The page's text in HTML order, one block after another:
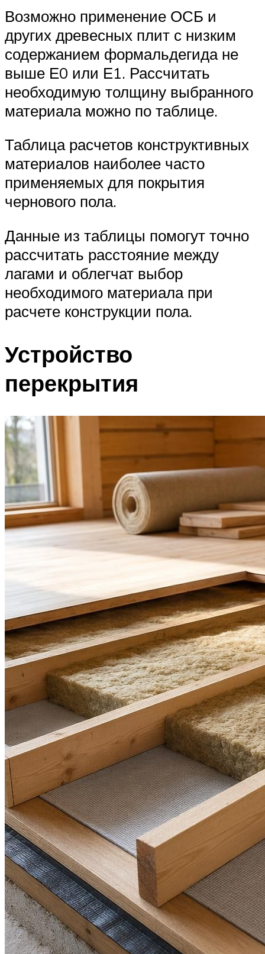
Возможно применение ОСБ и
других древесных плит с низким
содержанием формальдегида не
выше Е0 или Е1. Рассчитать
необходимую толщину выбранного
материала можно по таблице.
Таблица расчетов конструктивных
материалов наиболее часто
применяемых для покрытия
чернового пола.
Данные из таблицы помогут точно
рассчитать расстояние между
лагами и облегчат выбор
необходимого материала при
расчете конструкции пола.
Устройство
перекрытия